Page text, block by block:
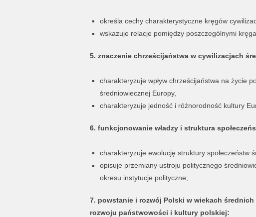
określa cechy charakterystyczne kręgów
wskazuje relacje pomiędzy poszczególnymi
5. znaczenie chrześcijaństwa w cywilizacjach
charakteryzuje wpływ chrześcijaństwa na życie
średniowiecznej Europy,
charakteryzuje jedność i różnorodność kultury
6. funkcjonowanie władzy i struktura
charakteryzuje ewolucję struktury społeczeństw
opisuje przemiany ustroju politycznego
okresu instytucje polityczne;
7. powstanie i rozwój Polski w wiekach
rozwoju państwowości i kultury polskiej: